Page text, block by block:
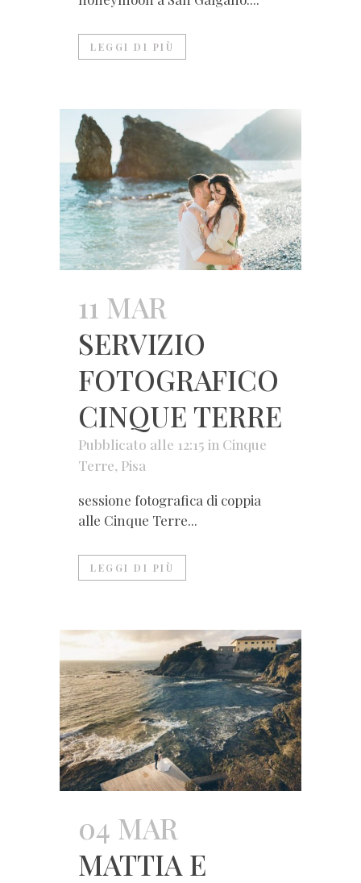
LEGGI DI PIÙ
11 MAR
SERVIZIO
FOTOGRAFICO
CINQUE TERRE
Pubblicato alle 12:15 in Cinque
Terre, Pisa
sessione fotografica di coppia
alle Cinque Terre...
LEGGI DI PIÙ
04 MAR
MATTIA E